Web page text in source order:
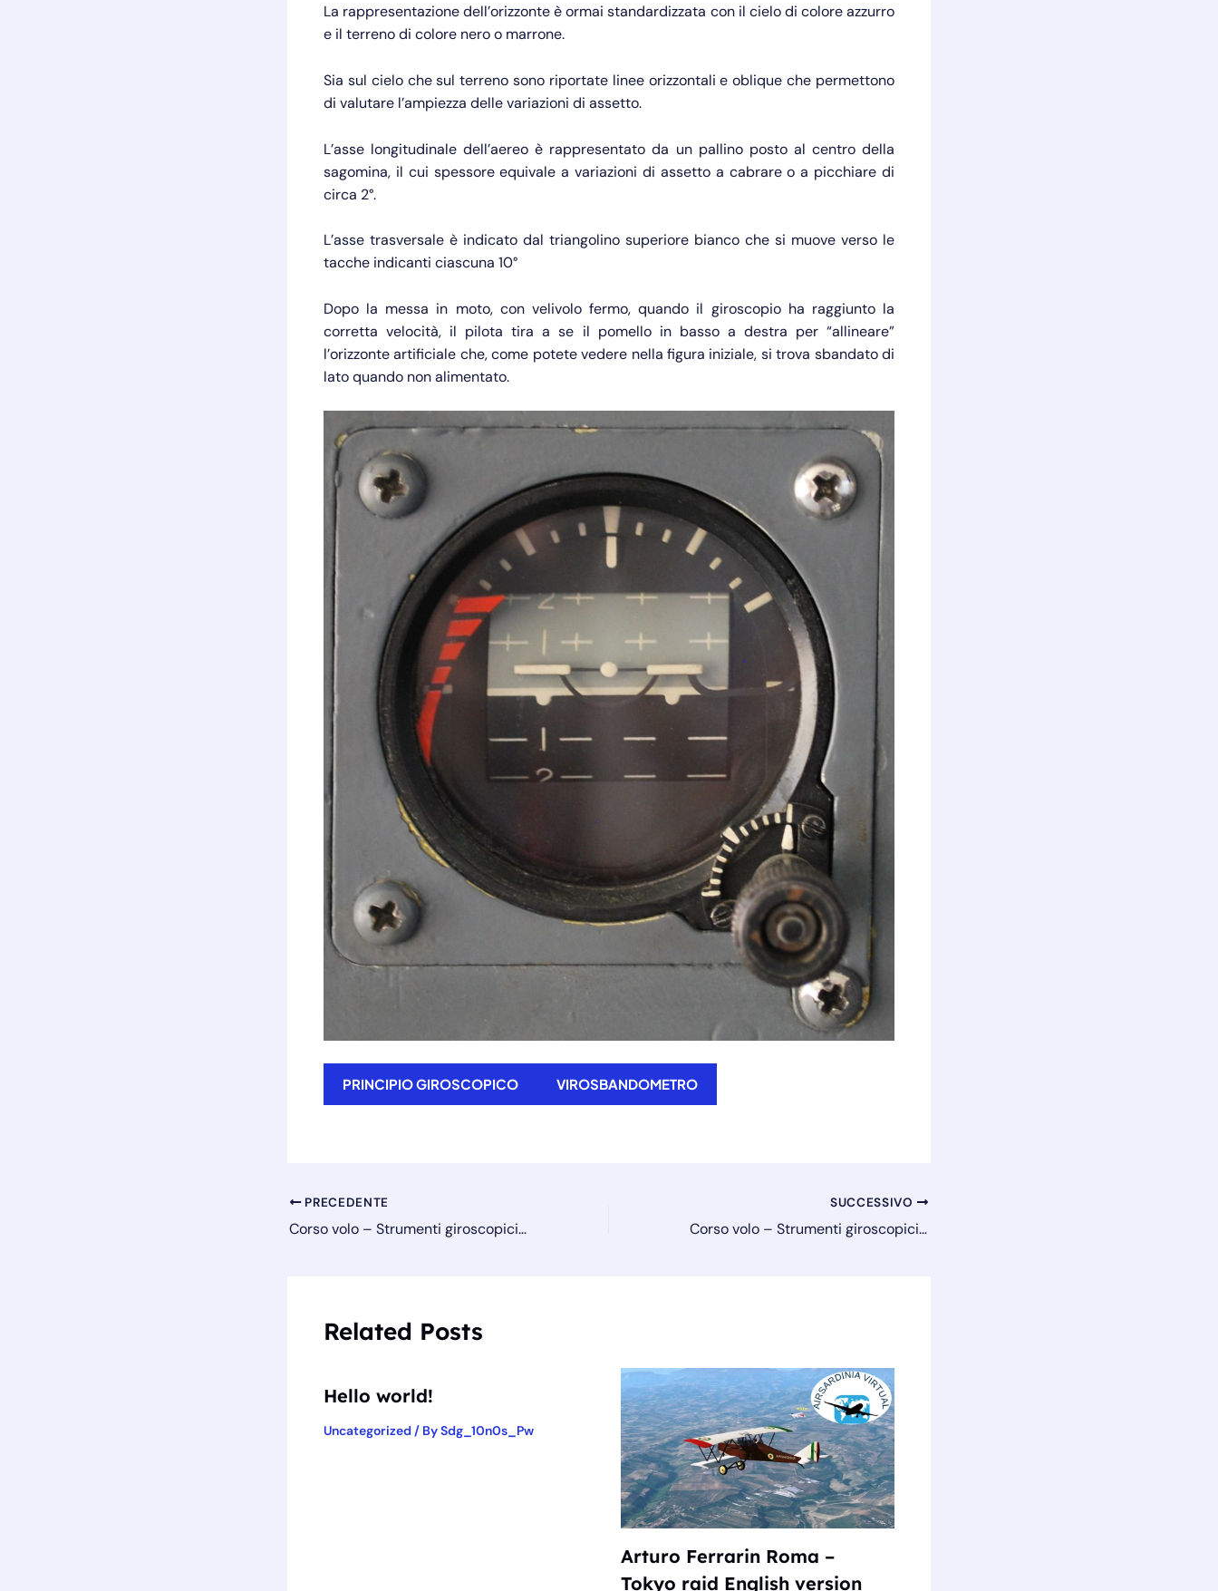
La rappresentazione dell’orizzonte è ormai standardizzata con il cielo di colore azzurro
e il terreno di colore nero o marrone.
Sia sul cielo che sul terreno sono riportate linee orizzontali e oblique che permettono
di valutare l’ampiezza delle variazioni di assetto.
L’asse longitudinale dell’aereo è rappresentato da un pallino posto al centro della
sagomina, il cui spessore equivale a variazioni di assetto a cabrare o a picchiare di
circa 2°.
L’asse trasversale è indicato dal triangolino superiore bianco che si muove verso le
tacche indicanti ciascuna 10°
Dopo la messa in moto, con velivolo fermo, quando il giroscopio ha raggiunto la
corretta velocità, il pilota tira a se il pomello in basso a destra per “allineare”
l’orizzonte artificiale che, come potete vedere nella figura iniziale, si trova sbandato di
lato quando non alimentato.
PRINCIPIO GIROSCOPICO VIROSBANDOMETRO
PRECEDENTE
Corso volo – Strumenti giroscopici – Principio
SUCCESSIVO
Corso volo – Strumenti giroscopici – Virosbandometro
Related Posts
Hello world!
Uncategorized / BySdg_10n0s_Pw
Arturo Ferrarin Roma –
Tokyo raid English version